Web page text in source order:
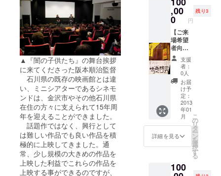
▲『闇の子供たち』の舞台挨拶
に来てくださった阪本順治監督
石川県の既存の映画館とは違
い、ミニシアターであるシネモ
ンドは、金沢市やその他石川県
在住の方々に支えられて15年周
年を迎えることができました。
話題作ではなく、興行として
は難しい作品でも良い作品を積
極的に上映してきました。通
常、少し規模の大きめの作品を
上映した利益でこれらの作品を
上映する事ができるのですが、
しか手
に入ら
ない一
品。か
わいい
パッ
ケージ
は奥様
のデザ
インだ
そうで
す。 ※
作家：
赤池佳
江子さ
ん（ポ
カー
ド） 兼
籠（こ
場所で
個展や
ライブ
ペイン
トを多
数発
表。
1997年
より
「渋さ
知ら
ズ」の
メン
バーと
して、
ライブ
の舞台
装飾や
PCによ
甘納豆
詰め合
わせ＋
塩麹1袋
※高木糀
商店 創
業天保
元年
（1830
年）、
ひがし
茶屋街
から少
しはず
れたと
ころに
ひっそ
りたた
ずむ名
ながら
の製法
,00
0 円
残り3
【ご来
場希望
者向
け】
リーフ
レット
＋シネ
モンド
招待券
10枚＋
15周年
記念上
映会へ
の無料
ご招待
＋15周
パー
ティー
支援
者：
0人
お届
け予
定：
2013
年01
月
詳細を見る
こ
の
リ
タ
ー
ン
を
選
択
す
る
100